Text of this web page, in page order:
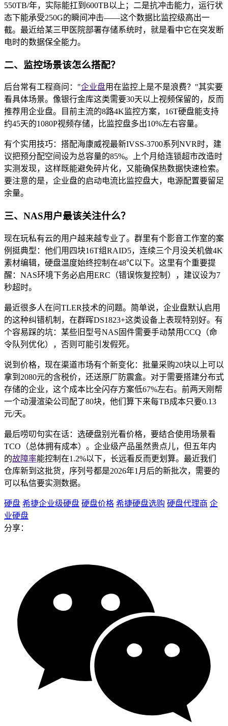
550TB/年，实际能扛到600TB以上；二是抗冲击能力，运行状
态下能承受250G的瞬间冲击——这个数据比监控级高出一
截。最近给某三甲医院部署存储系统时，就是看中它在突发断
电时的数据保全能力。
二、监控场景该怎么搭配？
后台常有工程商问："企业盘用在监控上是不是浪费？"其实要
看具体场景。像银行金库这类需要30天以上视频保留的，反而
推荐用企业盘。目前主流的8路4K监控方案，16T硬盘能支持
约45天的1080P视频存储，比监控盘多出10%左右容量。
有个实用技巧：搭配海康威视最新IVSS-3700系列NVR时，建
议把预分配空间设为总容量的85%。上个月给连锁超市改造时
实测发现，这样既能避免碎片化，又能确保热数据快速检索。
要注意的是，企业盘的启动电流比监控盘大，电源配置要留足
余量。
三、NAS用户最该关注什么？
现在玩私有云的用户越来越专业了。群里有个影音工作室的案
例挺典型：他们用四块16T组RAID5，连续三个月没关机做4K
素材编辑，硬盘温度始终控制在48℃以下。这里有个重要提
醒：NAS环境下务必启用ERC（错误恢复控制），建议设为7
秒超时。
最近很多人在问TLER技术的问题。简单说，企业盘默认启用
的这种纠错机制，在群晖DS1823+这类设备上表现特别好。有
个容易踩的坑：某些旧型号NAS固件需要手动禁用CCQ（命
令队列优化），否则可能引发假死。
说到价格，现在渠道市场有个新变化：批量采购20块以上可以
拿到2080元的含税价，还送原厂防震盒。对于需要搭建分布式
存储的企业，这个成本比全闪存方案低67%左右。前两天刚帮
一个动漫渲染公司配了80块，他们算下来每TB成本只要0.13
元/天。
最后唠叨句实在话：选硬盘别光看价格，要结合使用场景看
TCO（总体拥有成本）。企业级产品虽然贵点儿，但五年内
的故障率能控制在1.2%以下，长远看反而更划算。最近我们
仓库新到这批货，序列号都是2026年1月后的新批次，需要的
可以私信要实测数据。
硬盘 希捷企业级硬盘 硬盘价格 希捷硬盘选购 硬盘代理商 企
业硬盘
分享：